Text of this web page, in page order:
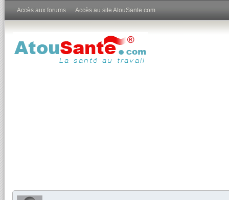
Accès aux forums Accès au site AtouSante.com